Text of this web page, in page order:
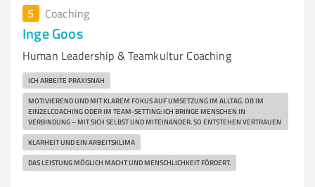
5 Coaching
Inge Goos
Human Leadership & Teamkultur Coaching
ICH ARBEITE PRAXISNAH
MOTIVIEREND UND MIT KLAREM FOKUS AUF UMSETZUNG IM ALLTAG. OB IM
EINZELCOACHING ODER IM TEAM-SETTING: ICH BRINGE MENSCHEN IN
VERBINDUNG – MIT SICH SELBST UND MITEINANDER. SO ENTSTEHEN VERTRAUEN
KLARHEIT UND EIN ARBEITSKLIMA
DAS LEISTUNG MÖGLICH MACHT UND MENSCHLICHKEIT FÖRDERT.